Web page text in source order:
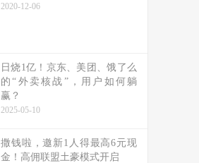
2020-12-06
日烧1亿！京东、美团、饿了么
的“外卖核战”，用户如何躺
赢？
2025-05-10
撒钱啦，邀新1人得最高6元现
金！高佣联盟土豪模式开启